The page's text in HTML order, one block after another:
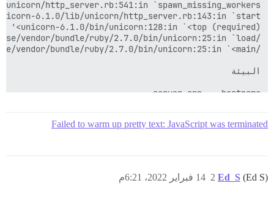
time	Fr 3:00 pm
Failed to warm up pretty text: JavaScript was terminated
Ed_S (Ed S) 14 فبراير 2022، 6:21م 2